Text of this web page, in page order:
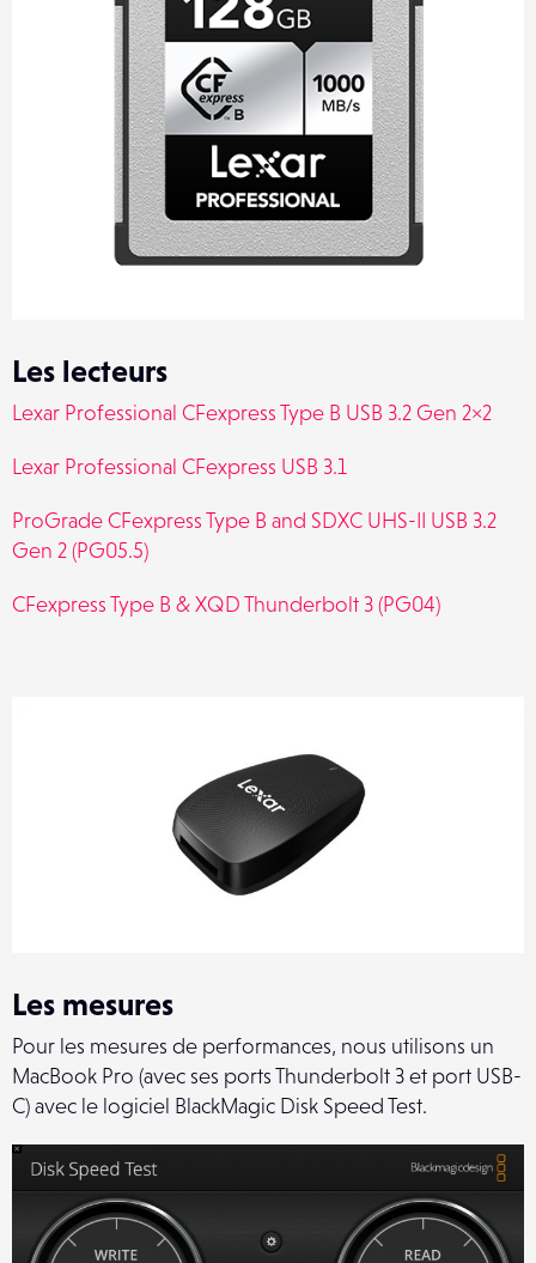
Les lecteurs
Lexar Professional CFexpress Type B USB 3.2 Gen 2×2
Lexar Professional CFexpress USB 3.1
ProGrade CFexpress Type B and SDXC UHS-II USB 3.2
Gen 2 (PG05.5)
CFexpress Type B & XQD Thunderbolt 3 (PG04)
Les mesures
Pour les mesures de performances, nous utilisons un
MacBook Pro (avec ses ports Thunderbolt 3 et port USB-
C) avec le logiciel BlackMagic Disk Speed Test.